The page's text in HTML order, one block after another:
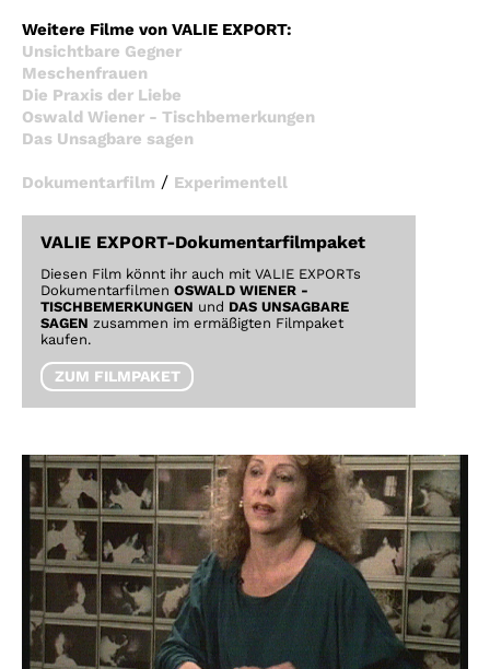
Weitere Filme von VALIE EXPORT:
Unsichtbare Gegner
Meschenfrauen
Die Praxis der Liebe
Oswald Wiener - Tischbemerkungen
Das Unsagbare sagen
Dokumentarfilm / Experimentell
VALIE EXPORT-Dokumentarfilmpaket
Diesen Film könnt ihr auch mit VALIE EXPORTs
Dokumentarfilmen OSWALD WIENER -
TISCHBEMERKUNGEN und DAS UNSAGBARE
SAGEN zusammen im ermäßigten Filmpaket
kaufen.
ZUM FILMPAKET